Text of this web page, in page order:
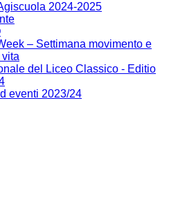
2024-2025
– Settimana movimento e
del Liceo Classico - Editio
eventi 2023/24